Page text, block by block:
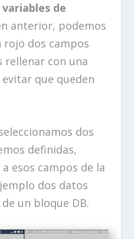
de
anterior, podemos
rojo dos campos
rellenar con una
que queden
dos
definidas,
esos campos de la
dos datos
un bloque DB.